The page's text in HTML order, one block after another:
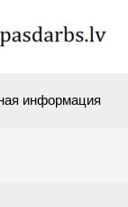
информация